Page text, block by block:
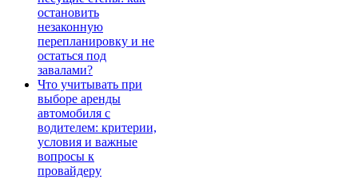
остановить
незаконную
перепланировку и не
остаться под
завалами?
Что учитывать при
выборе аренды
автомобиля с
водителем: критерии,
условия и важные
вопросы к
провайдеру